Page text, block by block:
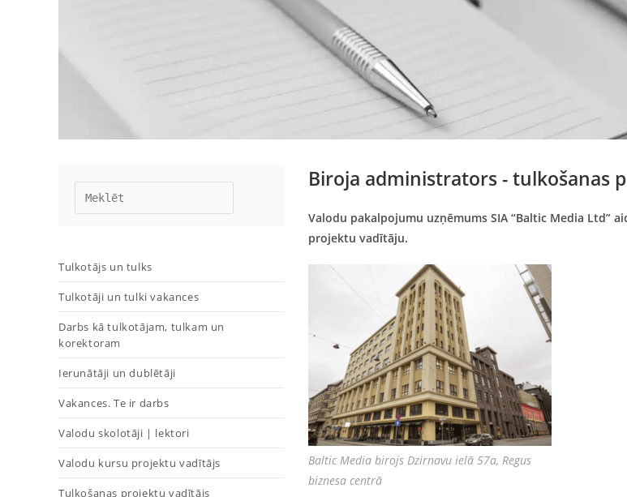
Tulkotājs un tulks
Tulkotāji un tulki vakances
Darbs kā tulkotājam, tulkam un
korektoram
Ierunātāji un dublētāji
Vakances. Te ir darbs
Valodu skolotāji | lektori
Valodu kursu projektu vadītājs
Tulkošanas projektu vadītājs
Biroja administrators - tulkošanas
Valodu pakalpojumu uzņēmums SIA “Baltic Media
projektu vadītāju.
Baltic Media birojs Dzirnavu ielā 57a, Regus
biznesa centrā